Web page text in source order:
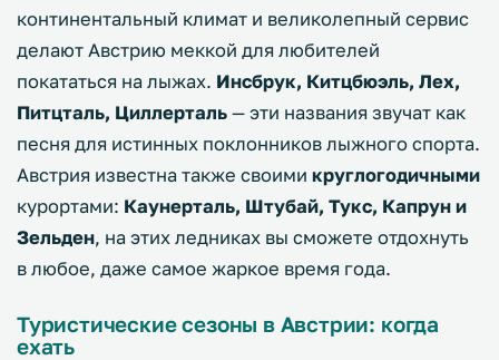
континентальный климат и великолепный сервис
делают Австрию меккой для любителей
покататься на лыжах. Инсбрук, Китцбюэль, Лех,
Питцталь, Циллерталь — эти названия звучат как
песня для истинных поклонников лыжного спорта.
Австрия известна также своими круглогодичными
курортами: Каунерталь, Штубай, Тукс, Капрун и
Зельден, на этих ледниках вы сможете отдохнуть
в любое, даже самое жаркое время года.
Туристические сезоны в Австрии: когда
ехать